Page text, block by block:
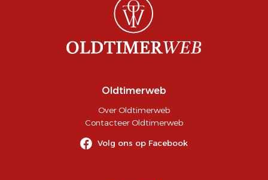
Oldtimerweb
Over Oldtimerweb
Contacteer Oldtimerweb
Volg ons op Facebook